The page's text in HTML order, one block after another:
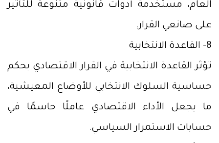
العام، مستخدمة أدوات قانونية متنوعة للتأثير
على صانعي القرار.
8- القاعدة الانتخابية
تؤثر القاعدة الانتخابية في القرار الاقتصادي بحكم
حساسية السلوك الانتخابي للأوضاع المعيشية،
ما يجعل الأداء الاقتصادي عاملًا حاسمًا في
حسابات الاستمرار السياسي.